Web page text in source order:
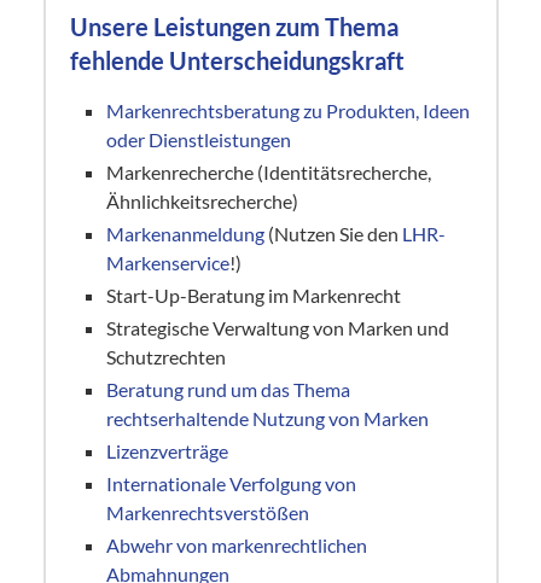
Unsere Leistungen zum Thema
fehlende Unterscheidungskraft
Markenrechtsberatung zu Produkten, Ideen
oder Dienstleistungen
Markenrecherche (Identitätsrecherche,
Ähnlichkeitsrecherche)
Markenanmeldung(Nutzen Sie den LHR-
Markenservice!)
Start-Up-Beratung im Markenrecht
Strategische Verwaltung von Marken und
Schutzrechten
Beratung rund um das Thema
rechtserhaltende Nutzung von Marken
Lizenzverträge
Internationale Verfolgung von
Markenrechtsverstößen
Abwehr von markenrechtlichen
Abmahnungen